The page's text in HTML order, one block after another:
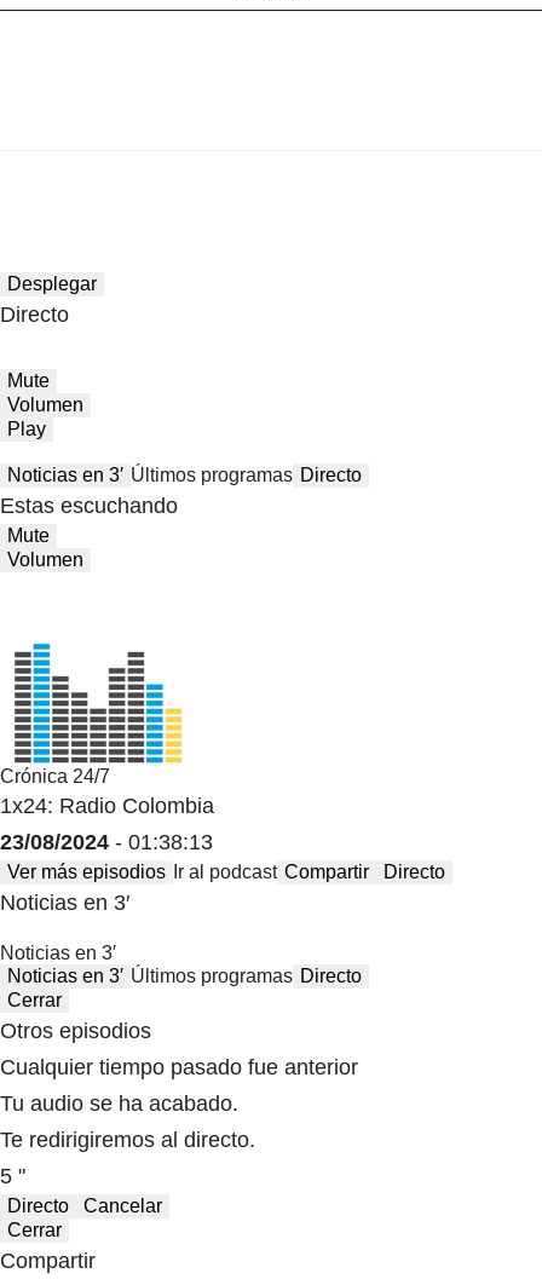
Desplegar
Directo
Mute
Volumen
Play
Noticias en 3′ Últimos programas Directo
Estas escuchando
Mute
Volumen
Crónica 24/7
1x24: Radio Colombia
23/08/2024 - 01:38:13
Ver más episodios Ir al podcast Compartir Directo
Noticias en 3′
Noticias en 3′
Noticias en 3′ Últimos programas Directo
Cerrar
Otros episodios
Cualquier tiempo pasado fue anterior
Tu audio se ha acabado.
Te redirigiremos al directo.
5 "
Directo
Cancelar
Cerrar
Compartir